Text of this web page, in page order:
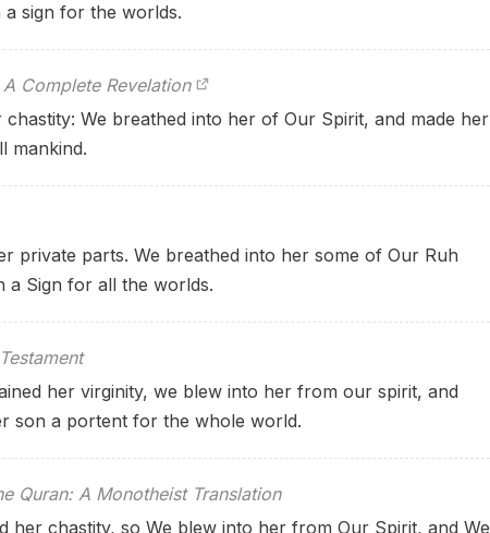
a sign for the worlds.
Complete Revelation
We breathed into her of Our Spirit, and made her
mankind.
private parts. We breathed into her some of Our Ruh
a Sign for all the worlds.
her virginity, we blew into her from our spirit, and
son a portent for the whole world.
Quran: A Monotheist Translation
her chastity, so We blew into her from Our Spirit, and We